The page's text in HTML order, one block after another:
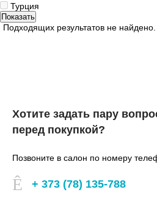
Турция
Показать
Подходящих результатов не найдено.
Хотите задать пару
перед покупкой?
Позвоните в салон по номеру
+ 373 (78) 135-788